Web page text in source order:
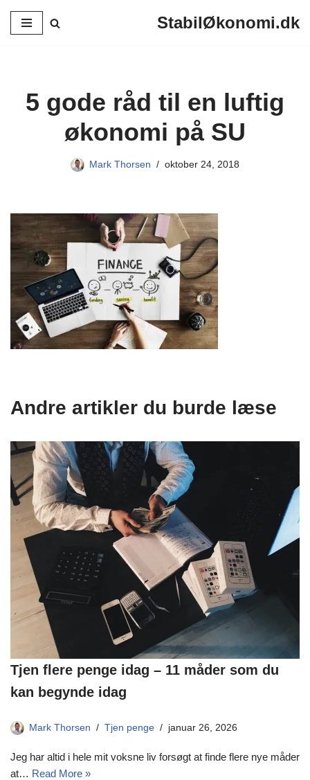
Spring
StabilØkonomi.dk
5 gode råd til en luftig
økonomi på SU
Mark Thorsen oktober 24, 2018
Andre artikler du burde læse
Tjen flere penge idag – 11 måder som du
kan begynde idag
Mark Thorsen Tjen penge januar 26, 2026
Jeg har altid i hele mit voksne liv forsøgt at finde flere nye måder
at… Read More »